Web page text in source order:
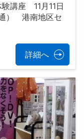
講座 11月11日
通） 港南地区セ
詳細へ